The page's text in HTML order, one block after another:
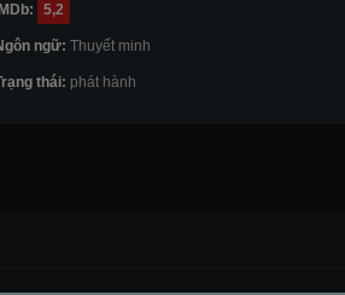
IMDb: 5,2
ngữ: Thuyết minh
thái: phát hành